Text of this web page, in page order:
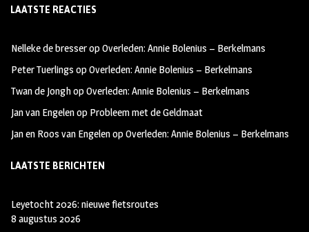
b
oo
k
ag
m
tt
LAATSTE REACTIES
Nelleke de bresseropOverleden: Annie Bolenius – Berkelmans
Peter Tuerlings opOverleden: Annie Bolenius – Berkelmans
Twan de JonghopOverleden: Annie Bolenius – Berkelmans
Jan van Engelenop Probleem met de Geldmaat
Jan en Roos van EngelenopOverleden: Annie Bolenius – Berkelmans
LAATSTE BERICHTEN
Leyetocht 2026: nieuwe fietsroutes
8 augustus 2026